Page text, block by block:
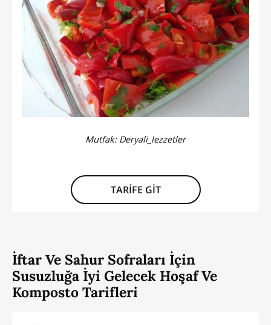
Mutfak: Deryali_lezzetler
TARİFE GİT
İftar Ve Sahur Sofraları İçin
Susuzluğa İyi Gelecek Hoşaf Ve
Komposto Tarifleri